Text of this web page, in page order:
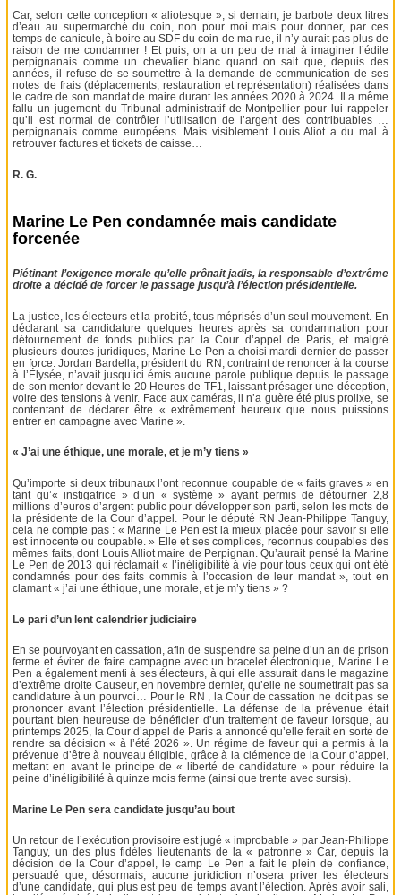
Car, selon cette conception « aliotesque », si demain, je barbote deux litres
d’eau au supermarché du coin, non pour moi mais pour donner, par ces
temps de canicule, à boire au SDF du coin de ma rue, il n’y aurait pas plus de
raison de me condamner ! Et puis, on a un peu de mal à imaginer l’édile
perpignanais comme un chevalier blanc quand on sait que, depuis des
années, il refuse de se soumettre à la demande de communication de ses
notes de frais (déplacements, restauration et représentation) réalisées dans
le cadre de son mandat de maire durant les années 2020 à 2024. Il a même
fallu un jugement du Tribunal administratif de Montpellier pour lui rappeler
qu’il est normal de contrôler l’utilisation de l’argent des contribuables …
perpignanais comme européens. Mais visiblement Louis Aliot a du mal à
retrouver factures et tickets de caisse…
R. G.
Marine Le Pen condamnée mais candidate
forcenée
Piétinant l’exigence morale qu’elle prônait jadis, la responsable d’extrême
droite a décidé de forcer le passage jusqu’à l’élection présidentielle.
La justice, les électeurs et la probité, tous méprisés d’un seul mouvement. En
déclarant sa candidature quelques heures après sa condamnation pour
détournement de fonds publics par la Cour d’appel de Paris, et malgré
plusieurs doutes juridiques, Marine Le Pen a choisi mardi dernier de passer
en force. Jordan Bardella, président du RN, contraint de renoncer à la course
à l’Élysée, n’avait jusqu’ici émis aucune parole publique depuis le passage
de son mentor devant le 20 Heures de TF1, laissant présager une déception,
voire des tensions à venir. Face aux caméras, il n’a guère été plus prolixe, se
contentant de déclarer être « extrêmement heureux que nous puissions
entrer en campagne avec Marine ».
« J’ai une éthique, une morale, et je m’y tiens »
Qu’importe si deux tribunaux l’ont reconnue coupable de « faits graves » en
tant qu’« instigatrice » d’un « système » ayant permis de détourner 2,8
millions d’euros d’argent public pour développer son parti, selon les mots de
la présidente de la Cour d’appel. Pour le député RN Jean-Philippe Tanguy,
cela ne compte pas : « Marine Le Pen est la mieux placée pour savoir si elle
est innocente ou coupable. » Elle et ses complices, reconnus coupables des
mêmes faits, dont Louis Alliot maire de Perpignan. Qu’aurait pensé la Marine
Le Pen de 2013 qui réclamait « l’inéligibilité à vie pour tous ceux qui ont été
condamnés pour des faits commis à l’occasion de leur mandat », tout en
clamant « j’ai une éthique, une morale, et je m’y tiens » ?
Le pari d’un lent calendrier judiciaire
En se pourvoyant en cassation, afin de suspendre sa peine d’un an de prison
ferme et éviter de faire campagne avec un bracelet électronique, Marine Le
Pen a également menti à ses électeurs, à qui elle assurait dans le magazine
d’extrême droite Causeur, en novembre dernier, qu’elle ne soumettrait pas sa
candidature à un pourvoi… Pour le RN , la Cour de cassation ne doit pas se
prononcer avant l’élection présidentielle. La défense de la prévenue était
pourtant bien heureuse de bénéficier d’un traitement de faveur lorsque, au
printemps 2025, la Cour d’appel de Paris a annoncé qu’elle ferait en sorte de
rendre sa décision « à l’été 2026 ». Un régime de faveur qui a permis à la
prévenue d’être à nouveau éligible, grâce à la clémence de la Cour d’appel,
mettant en avant le principe de « liberté de candidature » pour réduire la
peine d’inéligibilité à quinze mois ferme (ainsi que trente avec sursis).
Marine Le Pen sera candidate jusqu’au bout
Un retour de l’exécution provisoire est jugé « improbable » par Jean-Philippe
Tanguy, un des plus fidèles lieutenants de la « patronne » Car, depuis la
décision de la Cour d’appel, le camp Le Pen a fait le plein de confiance,
persuadé que, désormais, aucune juridiction n’osera priver les électeurs
d’une candidate, qui plus est peu de temps avant l’élection. Après avoir sali,